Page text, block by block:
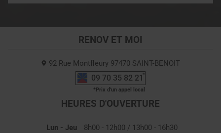
RENOV ET MOI
92 Rue Montfleury 97470 SAINT-BENOIT
09 70 35 82 21
HEURES D'OUVERTURE
Lun - Jeu
8h00 - 12h00 / 13h00 - 16h30